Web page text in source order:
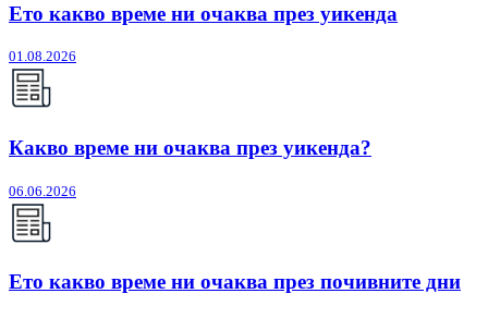
Ето какво време ни очаква през уикенда
01.08.2026
Какво време ни очаква през уикенда?
06.06.2026
Ето какво време ни очаква през почивните дни